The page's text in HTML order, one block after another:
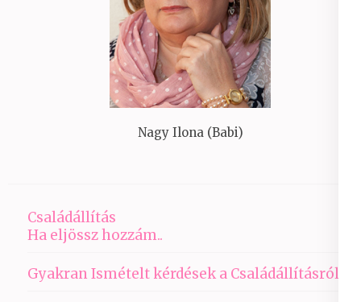
Nagy Ilona (Babi)
Családállítás
Ha eljössz hozzám..
Gyakran Ismételt kérdések a Családállításról